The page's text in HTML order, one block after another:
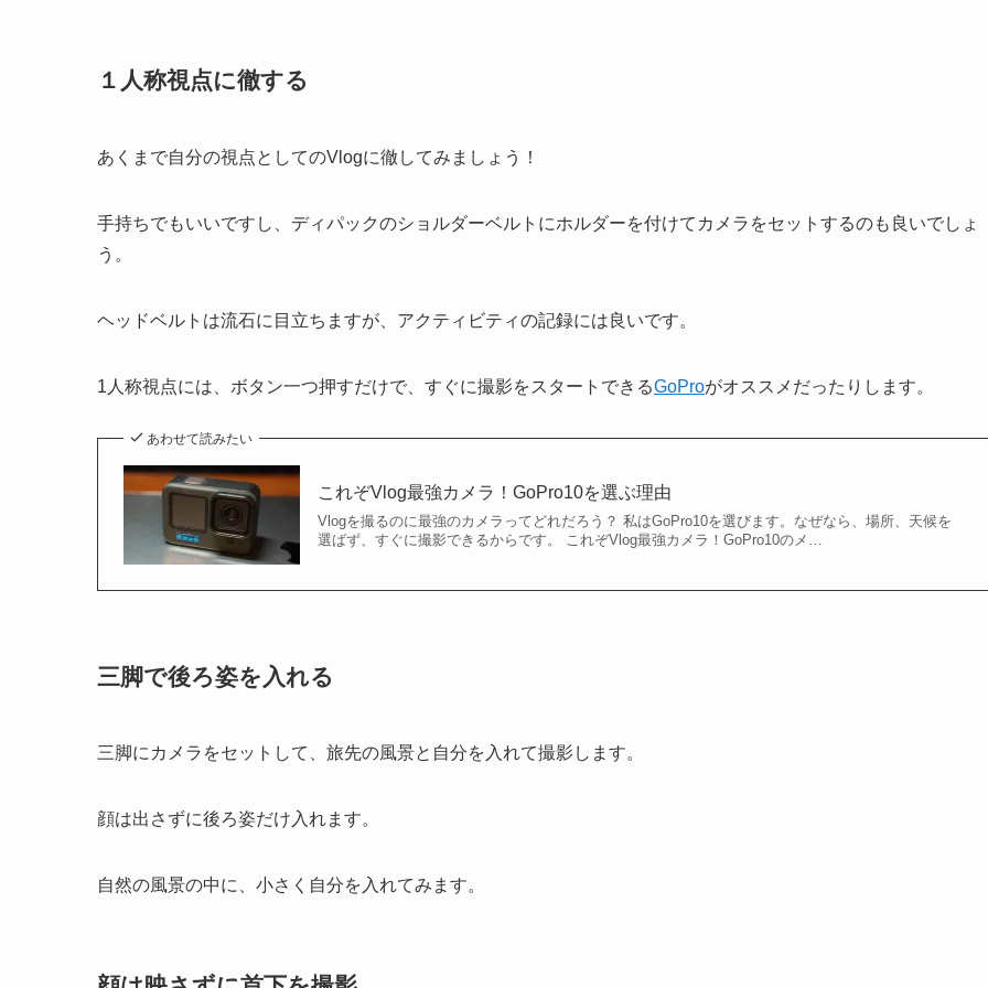
１人称視点に徹する
あくまで自分の視点としてのVlogに徹してみましょう！
手持ちでもいいですし、ディパックのショルダーベルトにホルダーを付けてカメラをセットするのも良いでしょ
う。
ヘッドベルトは流石に目立ちますが、アクティビティの記録には良いです。
1人称視点には、ボタン一つ押すだけで、すぐに撮影をスタートできるGoProがオススメだったりします。
あわせて読みたい
これぞVlog最強カメラ！GoPro10を選ぶ理由
Vlogを撮るのに最強のカメラってどれだろう？ 私はGoPro10を選びます。なぜなら、場所、天候を
選ばず、すぐに撮影できるからです。 これぞVlog最強カメラ！GoPro10のメ…
三脚で後ろ姿を入れる
三脚にカメラをセットして、旅先の風景と自分を入れて撮影します。
顔は出さずに後ろ姿だけ入れます。
自然の風景の中に、小さく自分を入れてみます。